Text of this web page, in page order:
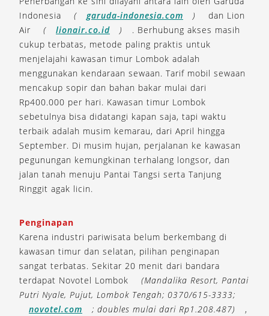
Indonesia
( garuda-indonesia.com )
dan Lion
Air
( lionair.co.id )
. Berhubung akses masih
cukup terbatas, metode paling praktis untuk
menjelajahi kawasan timur Lombok adalah
menggunakan kendaraan sewaan. Tarif mobil sewaan
mencakup sopir dan bahan bakar mulai dari
Rp400.000 per hari. Kawasan timur Lombok
sebetulnya bisa didatangi kapan saja, tapi waktu
terbaik adalah musim kemarau, dari April hingga
September. Di musim hujan, perjalanan ke kawasan
pegunungan kemungkinan terhalang longsor, dan
jalan tanah menuju Pantai Tangsi serta Tanjung
Ringgit agak licin.
Penginapan
Karena industri pariwisata belum berkembang di
kawasan timur dan selatan, pilihan penginapan
sangat terbatas. Sekitar 20 menit dari bandara
terdapat Novotel Lombok
(Mandalika Resort, Pantai
Putri Nyale, Pujut, Lombok Tengah; 0370/615-3333;
novotel.com
; doubles mulai dari Rp1.208.487)
,